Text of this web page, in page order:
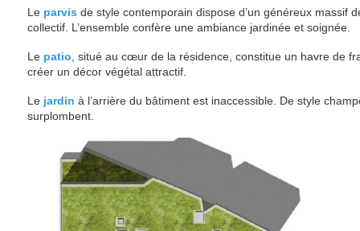
Le parvis de style contemporain dispose d’un généreux massif
collectif. L’ensemble confère une ambiance jardinée et soignée.
Le patio , situé au cœur de la résidence, constitue un havre de
créer un décor végétal attractif.
Le jardin à l’arrière du bâtiment est inaccessible. De style
surplombent.